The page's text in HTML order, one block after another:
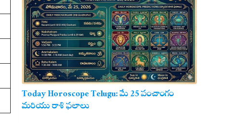
Today Horoscope Telugu: మే 25 పంచాంగం
మరియు రాశి ఫలాలు